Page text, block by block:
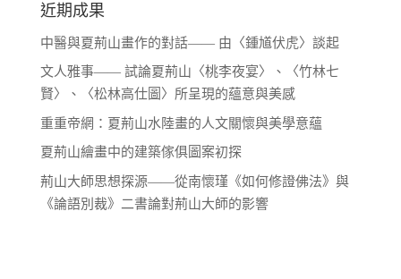
近期成果
中醫與夏荊山畫作的對話—— 由〈鍾馗伏虎〉談起
文人雅事—— 試論夏荊山〈桃李夜宴〉、〈竹林七
賢〉、〈松林高仕圖〉所呈現的蘊意與美感
重重帝網：夏荊山水陸畫的人文關懷與美學意蘊
夏荊山繪畫中的建築傢俱圖案初探
荊山大師思想探源——從南懷瑾《如何修證佛法》與
《論語別裁》二書論對荊山大師的影響